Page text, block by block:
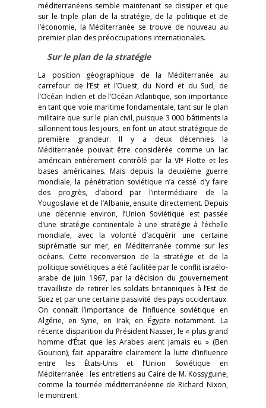
méditerranéens semble maintenant se dissiper et que
sur le triple plan de la stratégie, de la politique et de
l’économie, la Méditerranée se trouve de nouveau au
premier plan des préoccupations internationales.
Sur le plan de la stratégie
La position géographique de la Méditerranée au
carrefour de l’Est et l’Ouest, du Nord et du Sud, de
l’Océan Indien et de l’Océan Atlantique, son importance
en tant que voie maritime fondamentale, tant sur le plan
militaire que sur le plan civil, puisque 3 000 bâtiments la
sillonnent tous les jours, en font un atout stratégique de
première grandeur. Il y a deux décennies la
Méditerranée pouvait être considérée comme un lac
américain entièrement contrôlé par la VIeFlotte et les
bases américaines. Mais depuis la deuxième guerre
mondiale, la pénétration soviétique n’a cessé d’y faire
des progrès, d’abord par l’intermédiaire de la
Yougoslavie et de l’Albanie, ensuite directement. Depuis
une décennie environ, l’Union Soviétique est passée
d’une stratégie continentale à une stratégie à l’échelle
mondiale, avec la volonté d’acquérir une certaine
suprématie sur mer, en Méditerranée comme sur les
océans. Cette reconversion de la stratégie et de la
politique soviétiques a été facilitée par le conflit israélo-
arabe de juin 1967, par la décision du gouvernement
travailliste de retirer les soldats britanniques à l’Est de
Suez et par une certaine passivité des pays occidentaux.
On connaît l’importance de l’influence soviétique en
Algérie, en Syrie, en Irak, en Égypte notamment. La
récente disparition du Président Nasser, le « plus grand
homme d’État que les Arabes aient jamais eu » (Ben
Gourion), fait apparaître clairement la lutte d’influence
entre les États-Unis et l’Union Soviétique en
Méditerranée : les entretiens au Caire de M. Kossyguine,
comme la tournée méditerranéenne de Richard Nixon,
le montrent.